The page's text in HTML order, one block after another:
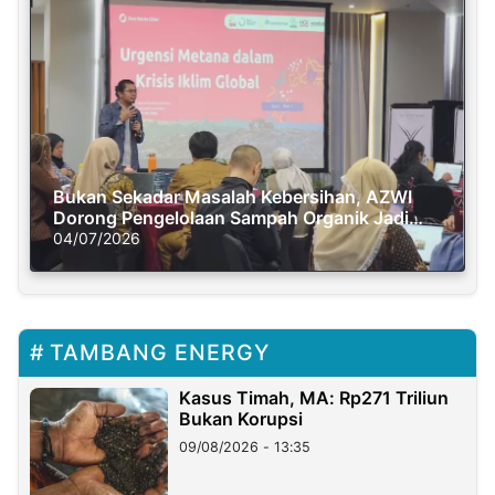
Bukan Sekadar Masalah Kebersihan, AZWI
Dorong Pengelolaan Sampah Organik Jadi
Solusi Krisis Iklim
04/07/2026
TAMBANG ENERGY
Kasus Timah, MA: Rp271 Triliun
Bukan Korupsi
09/08/2026 - 13:35